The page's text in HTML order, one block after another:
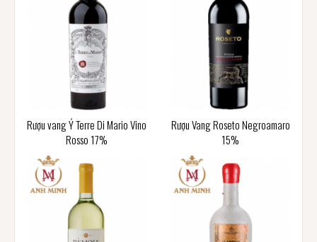
Rượu vang Ý Terre Di Mario Vino
Rosso 17%
Rượu Vang Roseto Negroamaro
15%